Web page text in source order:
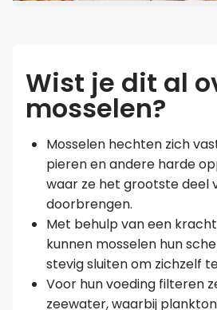
Wist je dit al
mosselen?
Mosselen hechten zich
pieren en andere harde
waar ze het grootste deel
doorbrengen.
Met behulp van een
kunnen mosselen hun
stevig sluiten om zichzelf
Voor hun voeding filteren
zeewater, waarbij